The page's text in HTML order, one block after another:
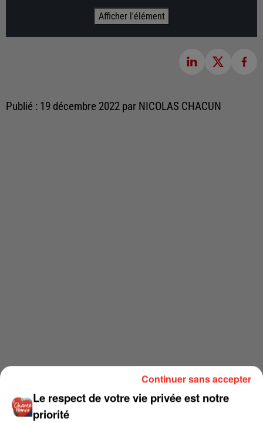
Afficher l'élément
Publié : 19 décembre 2022 par NICOLAS CHACUN
Le respect de votre vie privée est notre
priorité
Continuer sans accepter